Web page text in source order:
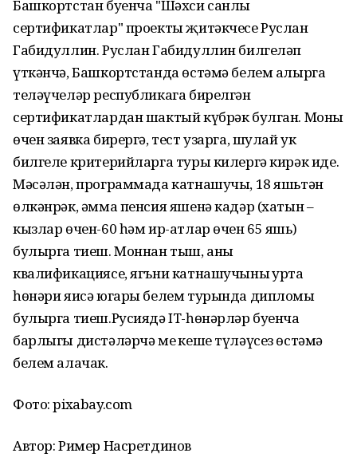
Башкортстан буенча "Шәхси санлы
сертификатлар" проекты җитәкчесе Руслан
Габидуллин. Руслан Габидуллин билгеләп
үткәнчә, Башкортстанда өстәмә белем алырга
теләүчеләр республикага бирелгән
сертификатлардан шактый күбрәк булган. Моның
өчен заявка бирергә, тест узарга, шулай ук
билгеле критерийларга туры килергә кирәк иде.
Мәсәлән, программада катнашучы, 18 яшьтән
өлкәнрәк, әмма пенсия яшенә кадәр (хатын –
кызлар өчен-60 һәм ир-атлар өчен 65 яшь)
булырга тиеш. Моннан тыш, аның
квалификациясе, ягъни катнашучының урта
һөнәри яисә югары белем турында дипломы
булырга тиеш.Русиядә IT-һөнәрләр буенча
барлыгы дистәләрчә мең кеше түләүсез өстәмә
белем алачак.
Фото: pixabay.com
Автор: Ример Насретдинов